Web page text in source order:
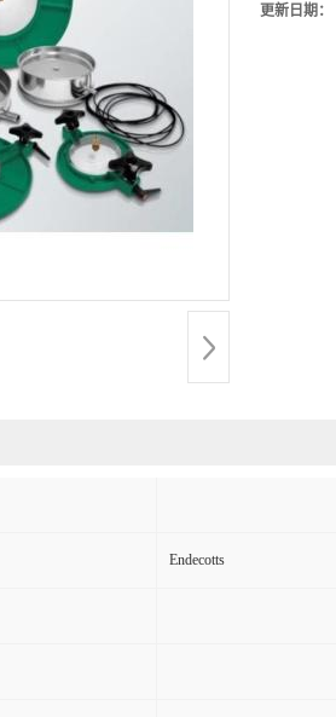
更新日期：
Endecotts